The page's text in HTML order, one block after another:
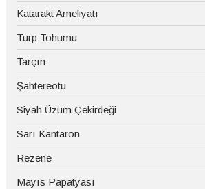
Katarakt Ameliyatı
Turp Tohumu
Tarçın
Şahtereotu
Siyah Üzüm Çekirdeği
Sarı Kantaron
Rezene
Mayıs Papatyası